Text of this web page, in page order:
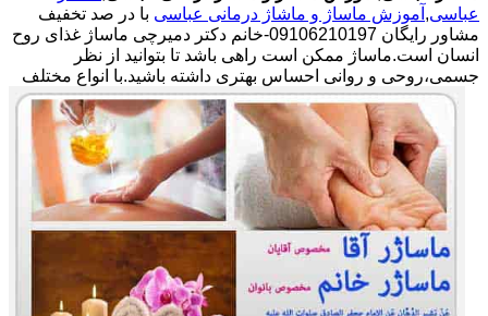
عباسی, آموزش ماساژ و ماشاژ درمانی عباسی با در صد تخفیف
مشاور رایگان 09106210197-خانم دکتر دمیرچی ماساژ غذای روح
انسان است.ماساژ ممکن است راهی باشد تا بتوانید از نظر
جسمی،روحی و روانی احساس بهتری داشته باشید.با انواع مختلف